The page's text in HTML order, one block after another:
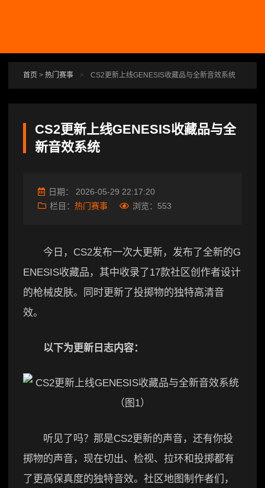
首页 > 热门赛事 > CS2更新上线GENESIS收藏品与全新音效系统
CS2更新上线GENESIS收藏品与全
新音效系统
日期： 2026-05-29 22:17:20
栏目： 热门赛事 浏览： 553
今日，CS2发布一次大更新，发布了全新的G
ENESIS收藏品，其中收录了17款社区创作者设计
的枪械皮肤。同时更新了投掷物的独特高清音
效。
以下为更新日志内容：
听见了吗？那是CS2更新的声音，还有你投
掷物的声音，现在切出、检视、拉环和投掷都有
了更高保真度的独特音效。社区地图制作者们，